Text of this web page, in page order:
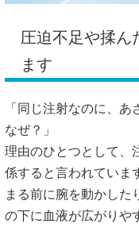
圧迫不足や揉ん
ます
「同じ注射なのに、
なぜ？」
理由のひとつとして、
係すると言われていま
まる前に腕を動かした
の下に血液が広がりや